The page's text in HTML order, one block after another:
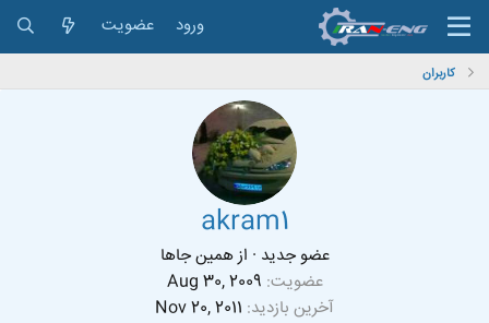
ورود عضویت
کاربران
akram1
عضو جدید · ازهمین جاها
عضویت Aug 30, 2009
آخرین بازدید Nov 20, 2011